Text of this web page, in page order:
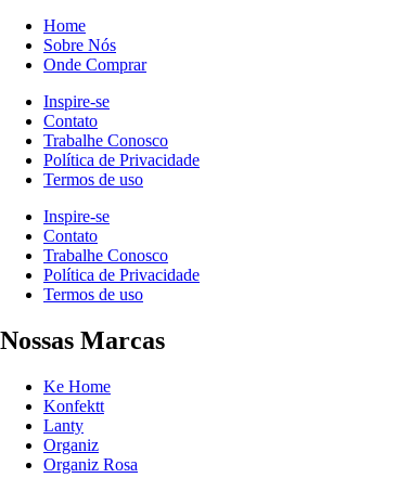
Home
Sobre Nós
Onde Comprar
Inspire-se
Contato
Trabalhe Conosco
Política de Privacidade
Termos de uso
Inspire-se
Contato
Trabalhe Conosco
Política de Privacidade
Termos de uso
Nossas Marcas
Ke Home
Konfektt
Lanty
Organiz
Organiz Rosa